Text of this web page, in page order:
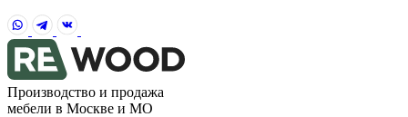
Производство и продажа
мебели в Москве и МО